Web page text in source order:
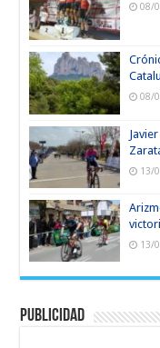
08/
08/
13/
13/
Publicidad